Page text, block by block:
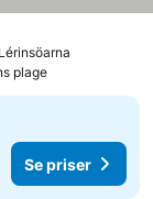
plage
Se priser